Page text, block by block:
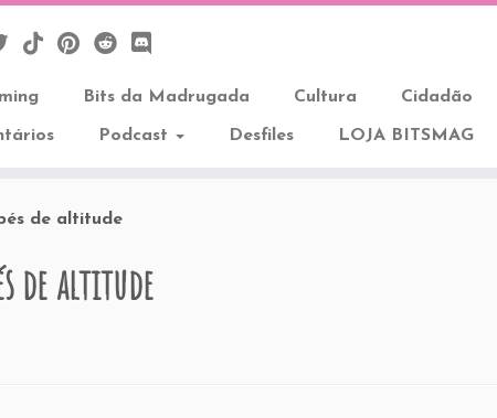
Bits da Madrugada Cultura Cidadão
Podcast Desfiles LOJA BITSMAG
de altitude
de altitude